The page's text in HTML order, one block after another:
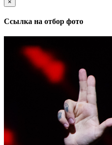
×
Ссылка на отбор фото